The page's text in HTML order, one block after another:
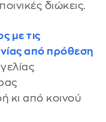
διώκεις.
με τις
από πρόθεση
κι από κοινού